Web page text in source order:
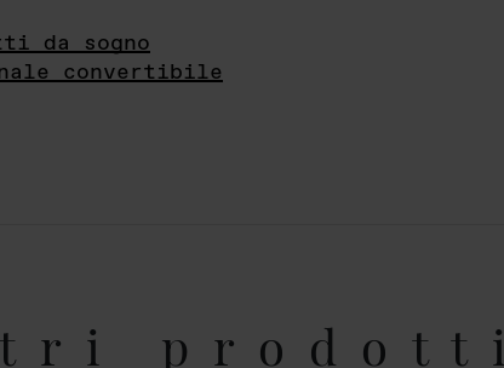
da sogno
convertibile
prodotti